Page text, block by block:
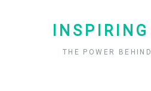
THE POWER